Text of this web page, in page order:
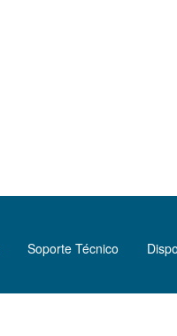
Soporte Técnico